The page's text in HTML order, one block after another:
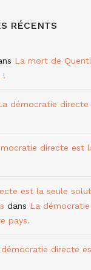
RÉCENTS
La mort de
!
démocratie
directe est
est la seule
dans La
pays.
directe